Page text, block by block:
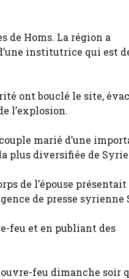
de Homs. La région a
institutrice qui est
ont bouclé le site,
l’explosion.
marié d’une
plus diversifiée de
de l’épouse présentait
de presse syrienne
feu et en publiant des
feu dimanche soir